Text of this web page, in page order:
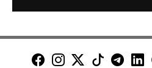
Minuto30 en
Minuto30 en
Minuto30